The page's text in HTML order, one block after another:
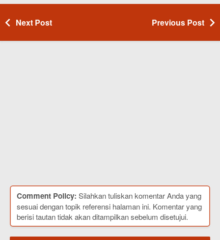
Next Post Previous Post
Comment Policy: Silahkan tuliskan komentar Anda yang
sesuai dengan topik referensi halaman ini. Komentar yang
berisi tautan tidak akan ditampilkan sebelum disetujui.